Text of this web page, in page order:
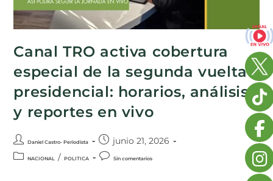
Canal TRO activa cobertura
especial de la segunda vuelta
presidencial: horarios, análisis
y reportes en vivo
Daniel Castro- Periodista junio 21, 2026
NACIONAL / POLITICA Sin comentarios